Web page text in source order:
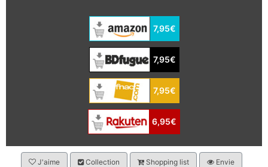
7,95€
7,95€
7,95€
6,95€
J'aime Collection Shopping list Envie